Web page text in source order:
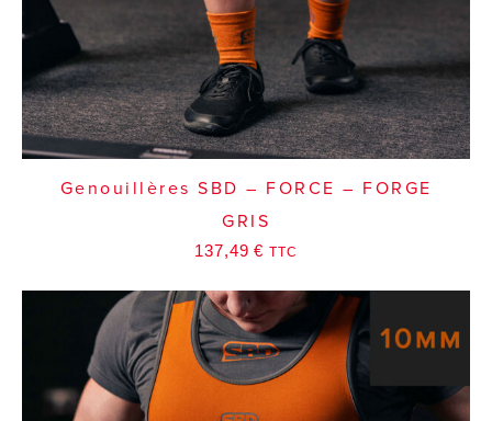
Genouillères SBD – FORCE – FORGE
GRIS
137,49€ TTC